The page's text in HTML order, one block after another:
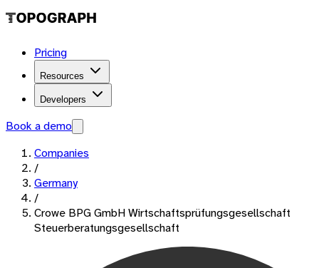
Pricing
Resources
Developers
Book a demo
Companies
/
Germany
/
Crowe BPG GmbH Wirtschaftsprüfungsgesellschaft
Steuerberatungsgesellschaft